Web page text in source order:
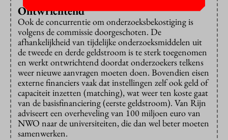
Ontwrichtend
Ook de concurrentie om onderzoeksbekostiging is
volgens de commissie doorgeschoten. De
afhankelijkheid van tijdelijke onder­zoeksmiddelen uit
de tweede en derde geldstroom is te sterk toegenomen
en werkt ontwrichtend doordat onderzoekers telkens
weer nieuwe aanvragen moeten doen. Bovendien eisen
externe financiers vaak dat instellingen zelf ook geld of
capaciteit inzetten (matching), wat weer ten koste gaat
van de basisfinanciering (eerste geldstroom). Van Rijn
adviseert een overheveling van 100 miljoen euro van
NWO naar de universiteiten, die dan wel beter moeten
samenwerken.